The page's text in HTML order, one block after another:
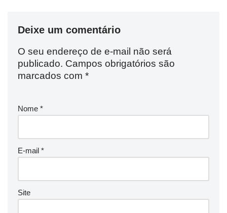
Deixe um comentário
O seu endereço de e-mail não será
publicado. Campos obrigatórios são
marcados com *
Nome *
E-mail *
Site